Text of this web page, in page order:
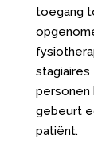
toegang
personen
gebeurt
patiënt.